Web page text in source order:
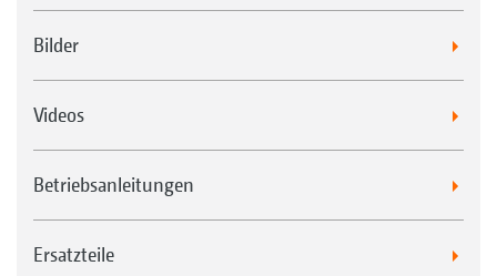
Bilder
Videos
Betriebsanleitungen
Ersatzteile